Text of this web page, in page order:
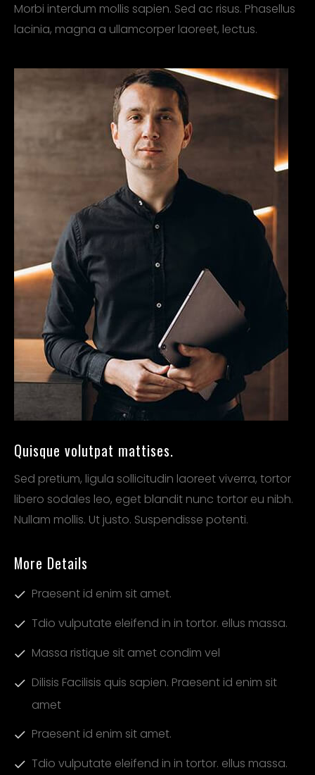
Morbi interdum mollis sapien. Sed ac risus. Phasellus
lacinia, magna a ullamcorper laoreet, lectus.
Quisque volutpat mattises.
Sed pretium, ligula sollicitudin laoreet viverra, tortor
libero sodales leo, eget blandit nunc tortor eu nibh.
Nullam mollis. Ut justo. Suspendisse potenti.
More Details
Praesent id enim sit amet.
Tdio vulputate eleifend in in tortor. ellus massa.
Massa ristique sit amet condim vel
Dilisis Facilisis quis sapien. Praesent id enim sit
amet
Praesent id enim sit amet.
Tdio vulputate eleifend in in tortor. ellus massa.